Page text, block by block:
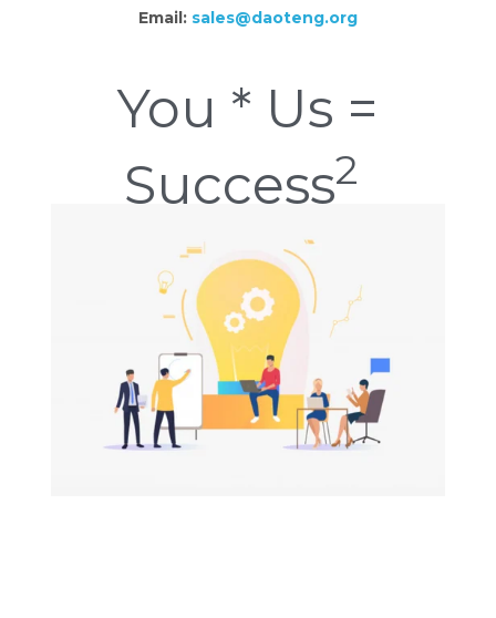
Email: sales@daoteng.org
You * Us =
Success2